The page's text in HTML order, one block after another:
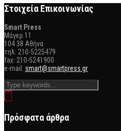
Στοιχεία Επικοινωνίας
Smart Press
Mάγερ 11
104 38 Αθήνα
τηλ: 210-5225479
fax: 210-5241900
e-mail: smart@smartpress.gr
Πρόσφατα άρθρα